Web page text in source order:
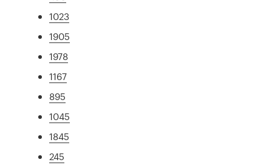
1023
1905
1978
1167
895
1045
1845
245